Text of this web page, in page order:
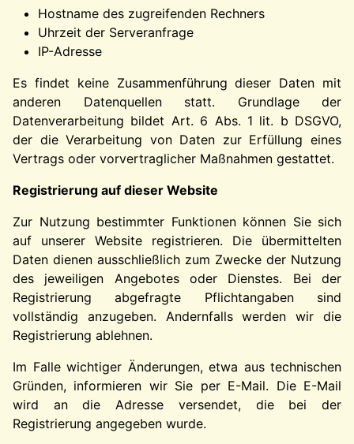
Hostname des zugreifenden Rechners
Uhrzeit der Serveranfrage
IP-Adresse
Es findet keine Zusammenführung dieser Daten mit
anderen Datenquellen statt. Grundlage der
Datenverarbeitung bildet Art. 6 Abs. 1 lit. b DSGVO,
der die Verarbeitung von Daten zur Erfüllung eines
Vertrags oder vorvertraglicher Maßnahmen gestattet.
Registrierung auf dieser Website
Zur Nutzung bestimmter Funktionen können Sie sich
auf unserer Website registrieren. Die übermittelten
Daten dienen ausschließlich zum Zwecke der Nutzung
des jeweiligen Angebotes oder Dienstes. Bei der
Registrierung abgefragte Pflichtangaben sind
vollständig anzugeben. Andernfalls werden wir die
Registrierung ablehnen.
Im Falle wichtiger Änderungen, etwa aus technischen
Gründen, informieren wir Sie per E-Mail. Die E-Mail
wird an die Adresse versendet, die bei der
Registrierung angegeben wurde.